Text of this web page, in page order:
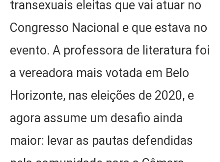
transexuais eleitas que vai atuar no
Congresso Nacional e que estava no
evento. A professora de literatura foi
a vereadora mais votada em Belo
Horizonte, nas eleições de 2020, e
agora assume um desafio ainda
maior: levar as pautas defendidas